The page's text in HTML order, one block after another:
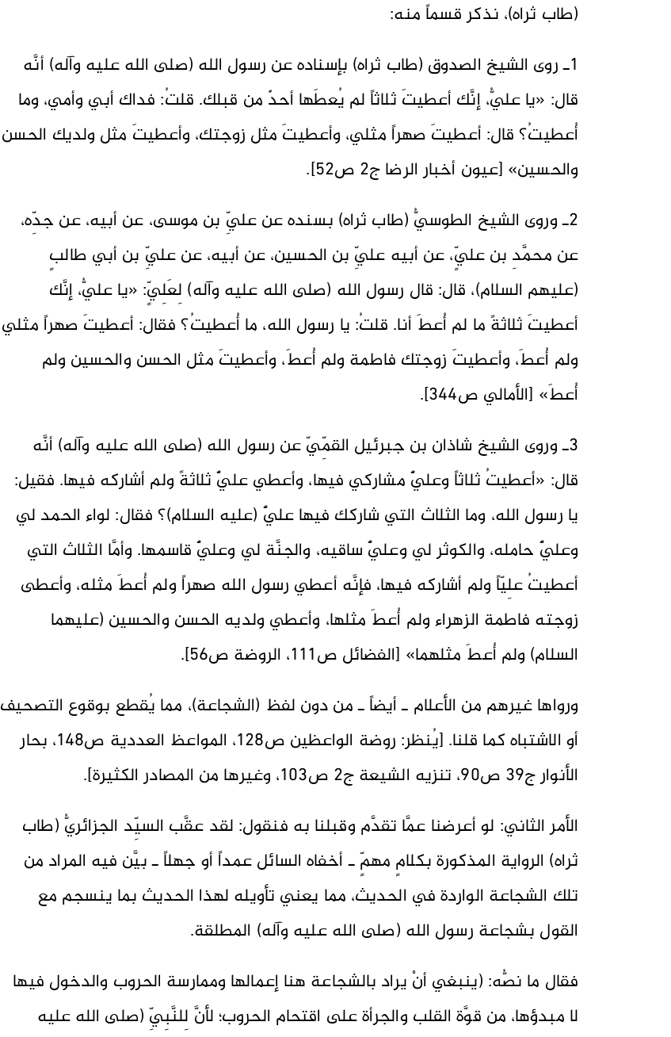
(طاب ثراه)، نذكر قسماً منه:
1ـ روى الشيخ الصدوق (طاب ثراه) بإسناده عن رسول الله (صلى الله عليه وآله) أنَّه
قال: «يا عليُّ، إنَّك أعطيتَ ثلاثاً لم يُعطَها أحدٌ من قبلك. قلتُ: فداك أبي وأمي، وما
أُعطيتُ؟ قال: أعطيتَ صهراً مثلي، وأعطيتَ مثل زوجتك، وأعطيتَ مثل ولديك الحسن
والحسين» [عيون أخبار الرضا ج2 ص٥٢].
2ـ وروى الشيخ الطوسيُّ (طاب ثراه) بسنده عن عليِّ بن موسى، عن أبيه، عن جدِّه،
عن محمَّدِ بن عليٍّ، عن أبيه عليِّ بن الحسين، عن أبيه، عن عليِّ بن أبي طالبٍ
(عليهم السلام)، قال: قال رسول الله (صلى الله عليه وآله) لِعَلِيٍّ: «يا عليُّ، إنَّك
أعطيتَ ثلاثةً ما لم أُعطَ أنا. قلتُ: يا رسول الله، ما أُعطيتُ؟ فقال: أعطيتَ صهراً مثلي
ولم أُعطَ، وأعطيتَ زوجتك فاطمة ولم أُعطَ، وأعطيتَ مثل الحسن والحسين ولم
أُعطَ» [الأمالي ص٣٤٤].
3ـ وروى الشيخ شاذان بن جبرئيل القمِّيّ عن رسول الله (صلى الله عليه وآله) أنَّه
قال: «أعطيتُ ثلاثاً وعليٌّ مشاركي فيها، وأعطي عليٌّ ثلاثةً ولم أشاركه فيها. فقيل:
يا رسول الله، وما الثلاث التي شاركك فيها عليٌّ (عليه السلام)؟ فقال: لواء الحمد لي
وعليٌّ حامله، والكوثر لي وعليٌّ ساقيه، والجنَّة لي وعليٌّ قاسمها. وأمَّا الثلاث التي
أعطيتُ علِيّاً ولم أشاركه فيها، فإنَّه أعطي رسول الله صهراً ولم أُعطَ مثله، وأعطى
زوجته فاطمة الزهراء ولم أُعطَ مثلها، وأعطي ولديه الحسن والحسين (عليهما
السلام) ولم أُعطَ مثلهما» [الفضائل ص١١١، الروضة ص٥٦].
ورواها غيرهم من الأعلام ـ أيضاً ـ من دون لفظ (الشجاعة)، مما يُقطع بوقوع التصحيف
أو الاشتباه كما قلنا. [يُنظر: روضة الواعظين ص128، المواعظ العددية ص148، بحار
الأنوار ج39 ص90، تنزيه الشيعة ج2 ص103، وغيرها من المصادر الكثيرة].
الأمر الثاني: لو أعرضنا عمَّا تقدَّم وقبلنا به فنقول: لقد عقَّب السيِّد الجزائريُّ (طاب
ثراه) الرواية المذكورة بكلامٍ مهمٍّ ـ أخفاه السائل عمداً أو جهلاً ـ بيَّن فيه المراد من
تلك الشجاعة الواردة في الحديث، مما يعني تأويله لهذا الحديث بما ينسجم مع
القول بشجاعة رسول الله (صلى الله عليه وآله) المطلقة.
فقال ما نصُّه: (ينبغي أنْ يراد بالشجاعة هنا إعمالها وممارسة الحروب والدخول فيها
لا مبدؤها، من قوَّة القلب والجرأة على اقتحام الحروب؛ لأنَّ لِلنَّبِيِّ (صلى الله عليه